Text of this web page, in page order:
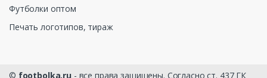
Футболки оптом
Печать логотипов, тираж
© footbolka.ru - все права защищены. Согласно ст. 437 ГК